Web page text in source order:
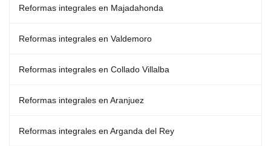
Reformas integrales en Majadahonda
Reformas integrales en Valdemoro
Reformas integrales en Collado Villalba
Reformas integrales en Aranjuez
Reformas integrales en Arganda del Rey